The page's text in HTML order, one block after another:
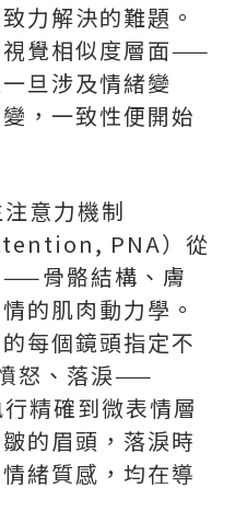
力解決的難題。
覺相似度層面——
旦涉及情緒變
，一致性便開始
意力機制
PNA）從
骨骼結構、膚
的肌肉動力學。
每個鏡頭指定不
怒、落淚——
精確到微表情層
的眉頭，落淚時
緒質感，均在導